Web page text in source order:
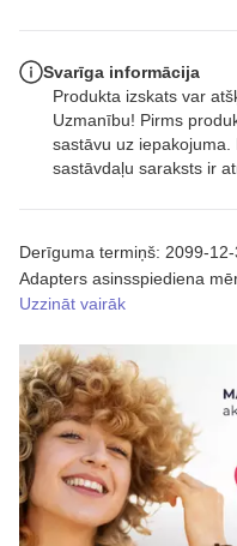
Derīguma termiņš: 2099-
Adapters asinsspiediena
Uzzināt vairāk
Svarīga informācija
Produkta izskats var
Uzmanību! Pirms
sastāvu uz
sastāvdaļu saraksts ir